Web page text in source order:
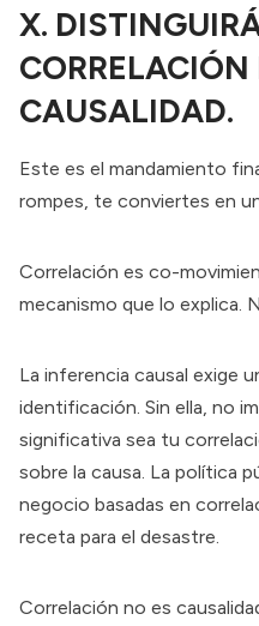
X.
CORRELACIÓN
CAUSALIDAD.
Este es el mandamiento
rompes, te conviertes en
Correlación es co-
mecanismo que lo explica.
La inferencia causal exige
identificación. Sin ella, no
significativa sea tu
sobre la causa. La política
negocio basadas en
receta para el desastre.
Correlación no es